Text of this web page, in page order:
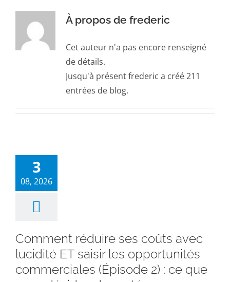
À propos de frederic
Cet auteur n'a pas encore renseigné
de détails.
Jusqu'à présent frederic a créé 211
entrées de blog.
3
08, 2026
Comment réduire ses coûts avec
lucidité ET saisir les opportunités
commerciales (Épisode 2) : ce que